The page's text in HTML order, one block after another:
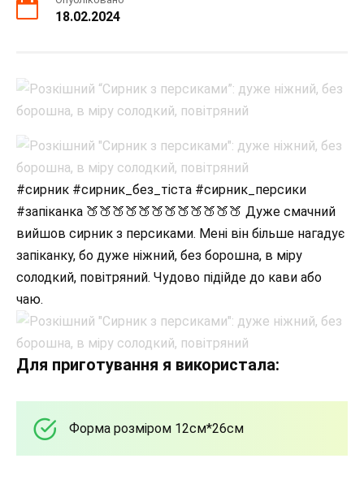
18.02.2024
#сирник #сирник_без_тіста #сирник_персики
#запіканка 🍑🍑🍑🍑🍑🍑🍑🍑🍑🍑🍑🍑 Дуже смачний
вийшов сирник з персиками. Мені він більше нагадує
запіканку, бо дуже ніжний, без борошна, в міру
солодкий, повітряний. Чудово підійде до кави або
чаю.
Для приготування я використала:
Форма розміром 12см*26см